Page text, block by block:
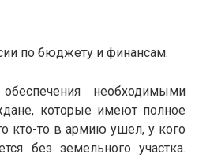
по бюджету и финансам.
необходимыми
которые имеют полное
кто-то в армию ушел, у кого
без земельного участка.